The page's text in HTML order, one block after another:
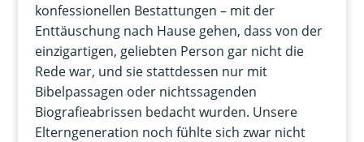
konfessionellen Bestattungen – mit der
Enttäuschung nach Hause gehen, dass von der
einzigartigen, geliebten Person gar nicht die
Rede war, und sie stattdessen nur mit
Bibelpassagen oder nichtssagenden
Biografieabrissen bedacht wurden. Unsere
Elterngeneration noch fühlte sich zwar nicht